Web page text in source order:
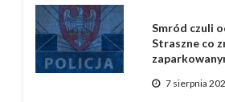
Smród czuli
Straszne co
7 sierpnia